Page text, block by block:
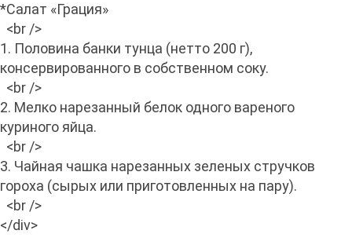
*Салат «Грация»
<br />
1. Половина банки тунца (нетто 200 г),
консервированного в собственном соку.
<br />
2. Мелко нарезанный белок одного вареного
куриного яйца.
<br />
3. Чайная чашка нарезанных зеленых стручков
гороха (сырых или приготовленных на пару).
<br />
</div>